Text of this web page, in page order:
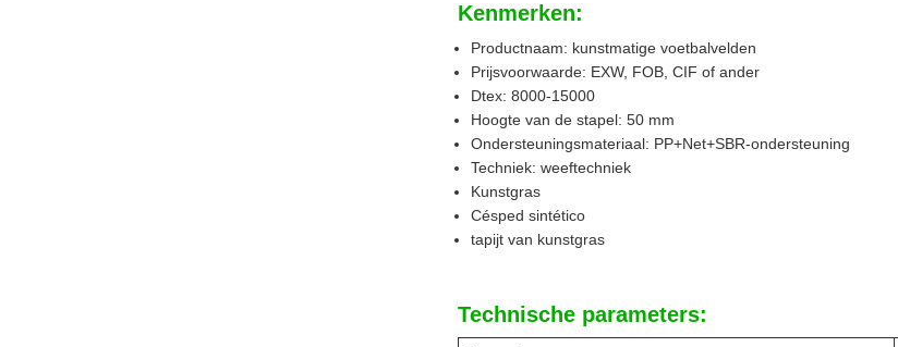
Kenmerken:
Productnaam: kunstmatige voetbalvelden
Prijsvoorwaarde: EXW, FOB, CIF of ander
Dtex: 8000-15000
Hoogte van de stapel: 50 mm
Ondersteuningsmateriaal: PP+Net+SBR-ondersteuning
Techniek: weeftechniek
Kunstgras
Césped sintético
tapijt van kunstgras
Technische parameters: